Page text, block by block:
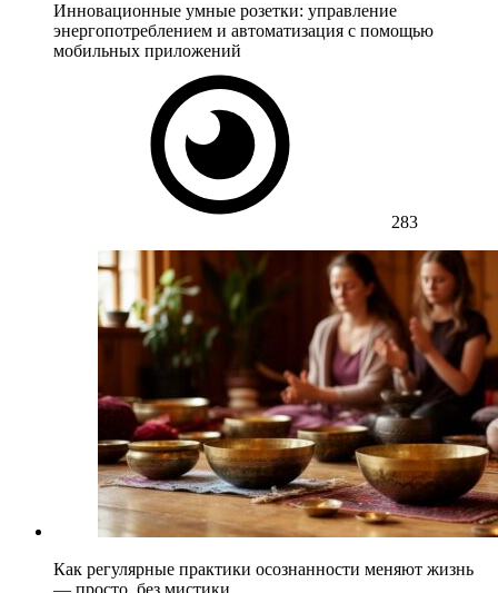
Инновационные умные розетки: управление
энергопотреблением и автоматизация с помощью
мобильных приложений
283
Как регулярные практики осознанности меняют жизнь